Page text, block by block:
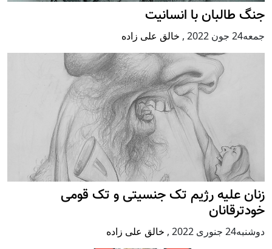
جنگ طالبان با انسانیت
جمعه24 جون 2022 , خالق علی زاده
زنان علیه رژيم تک جنسیتی و تک قومی
خودترقانان
دوشنبه24 جنوری 2022 , خالق علی زاده